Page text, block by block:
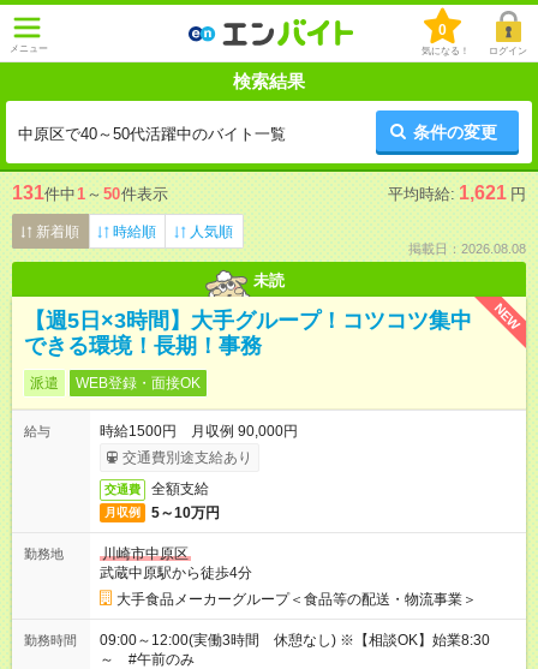
メニュー
0
気になる！ ログイン
検索結果
中原区で40～50代活躍中のバイト一覧 条件の変更
131件中1 ～ 50件表示 平均時給: 1,621 円
新着順 時給順 人気順
掲載日：2026.08.08
未読
NEW
【週5日×3時間】大手グループ！コツコツ集中
できる環境！長期！事務
派遣 WEB登録・面接OK
給与
時給1500円 月収例 90,000円
交通費別途支給あり
交通費 全額支給
月収例 5～10万円
勤務地
川崎市中原区
武蔵中原駅から徒歩4分
大手食品メーカーグループ＜食品等の配送・物流事業＞
勤務時間
09:00～12:00(実働3時間 休憩なし) ※【相談OK】始業8:30
～ #午前のみ